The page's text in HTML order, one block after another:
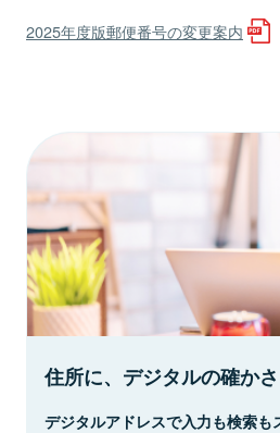
2025年度版郵便番号の変更案内
住所に、デジタルの確かさ
デジタルアドレスで入力も検索も